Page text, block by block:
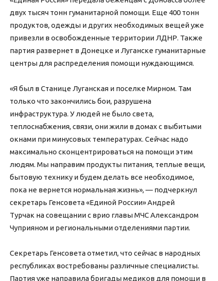
двух тысяч тонн гуманитарной помощи. Еще 400 тонн
продуктов, одежды и других необходимых вещей уже
привезли в освобожденные территории ЛДНР. Также
партия развернет в Донецке и Луганске гуманитарные
центры для распределения помощи нуждающимся.
«Я был в Станице Луганская и поселке Мирном. Там
только что закончились бои, разрушена
инфраструктура. У людей не было света,
теплоснабжения, связи, они жили в домах с выбитыми
окнами при минусовых температурах. Сейчас надо
максимально сконцентрироваться на помощи этим
людям. Мы направим продукты питания, теплые вещи,
бытовую технику и будем делать все необходимое,
пока не вернется нормальная жизнь», — подчеркнул
секретарь Генсовета «Единой России» Андрей
Турчак на совещании с врио главы МЧС Александром
Чуприяном и региональными отделениями партии.
Секретарь Генсовета отметил, что сейчас в народных
республиках востребованы различные специалисты.
Партия уже направила бригады медиков для помощи в